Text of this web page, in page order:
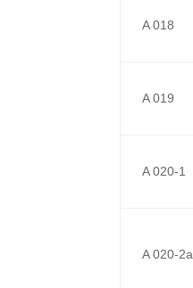
A 018
A 019
A 020-1
A 020-2a